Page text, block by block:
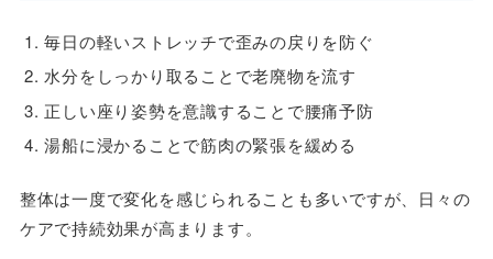
毎日の軽いストレッチで歪みの戻りを防ぐ
水分をしっかり取ることで老廃物を流す
正しい座り姿勢を意識することで腰痛予防
湯船に浸かることで筋肉の緊張を緩める
整体は一度で変化を感じられることも多いですが、日々の
ケアで持続効果が高まります。